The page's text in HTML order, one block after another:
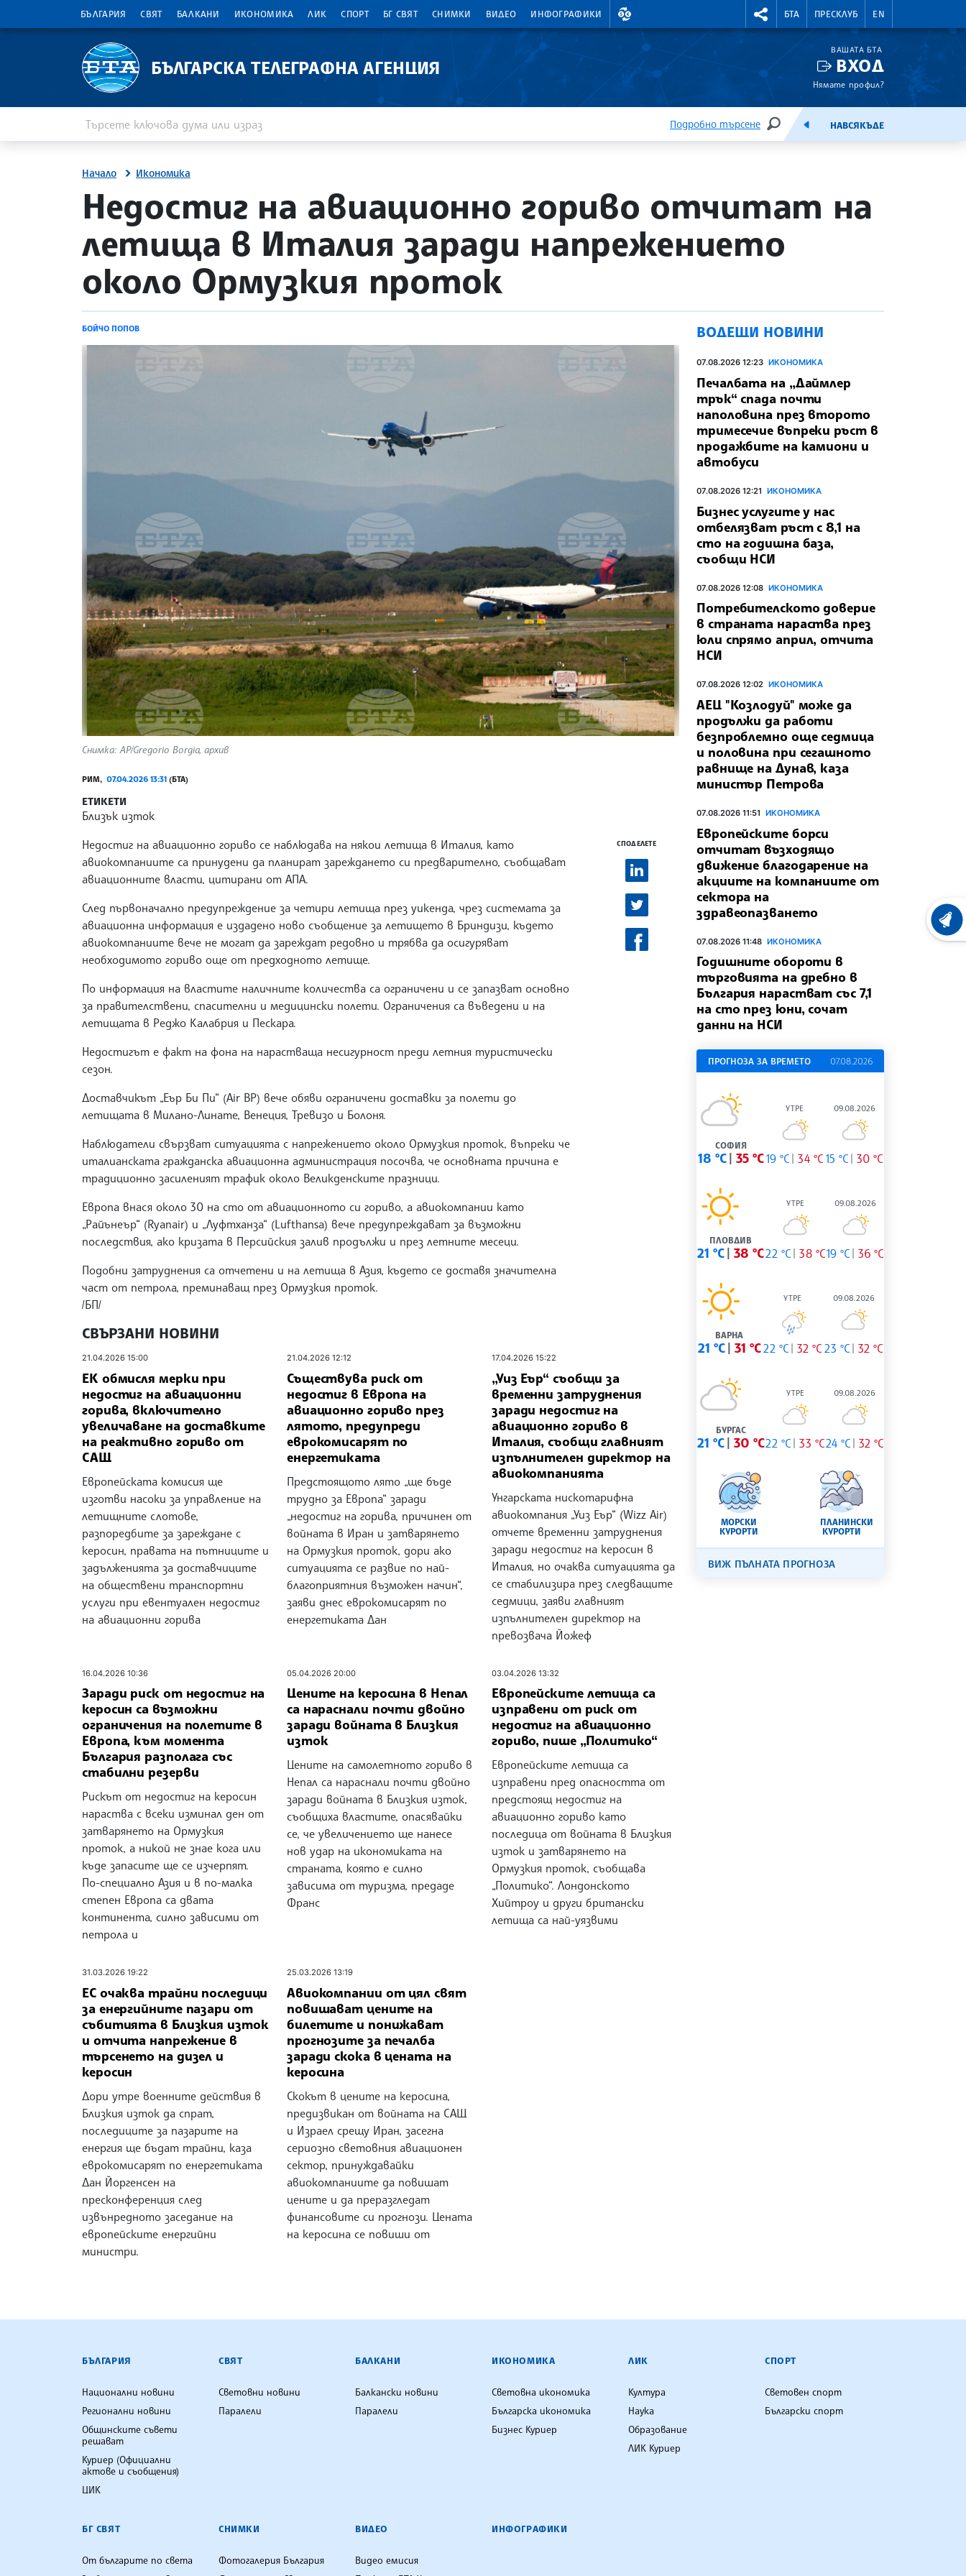
БЪЛГАРИЯ СВЯТ БАЛКАНИ ИКОНОМИКА ЛИК СПОРТ БГ СВЯТ СНИМКИ ВИДЕО ИНФОГРАФИКИ
ВАЛУТНИ КУРСОВЕ RIGHTMENU.SOCIAL
БТА ПРЕСКЛУБ EN
БЪЛГАРСКА ТЕЛЕГРАФНА АГЕНЦИЯ
ВАШАТА БТА
ВХОД
Нямате профил?
Подробно търсене
ТЪРСЕНЕЕМИСИЯНАВСЯКЪДЕ
Начало Икономика
site.bta
Недостиг на авиационно гориво отчитат на
летища в Италия заради напрежението
около Ормузкия проток
БОЙЧО ПОПОВ
Снимка: AP/Gregorio Borgia, архив
РИМ, 07.04.2026 13:31 (БТА)
ЕТИКЕТИ
Близък изток
Недостиг на авиационно гориво се наблюдава на някои летища в Италия, като
авиокомпаниите са принудени да планират зареждането си предварително, съобщават
авиационните власти, цитирани от АПА.
След първоначално предупреждение за четири летища през уикенда, чрез системата за
авиационна информация е издадено ново съобщение за летището в Бриндизи, където
авиокомпаниите вече не могат да зареждат редовно и трябва да осигуряват
необходимото гориво още от предходното летище.
По информация на властите наличните количества са ограничени и се запазват основно
за правителствени, спасителни и медицински полети. Ограничения са въведени и на
летищата в Реджо Калабрия и Пескара.
Недостигът е факт на фона на нарастваща несигурност преди летния туристически
сезон.
Доставчикът „Еър Би Пи“ (Air BP) вече обяви ограничени доставки за полети до
летищата в Милано-Линате, Венеция, Тревизо и Болоня.
Наблюдатели свързват ситуацията с напрежението около Ормузкия проток, въпреки че
италианската гражданска авиационна администрация посочва, че основната причина е
традиционно засиленият трафик около Великденските празници.
Европа внася около 30 на сто от авиационното си гориво, а авиокомпании като
„Райънеър“ (Ryanair) и „Луфтханза“ (Lufthansa) вече предупреждават за възможни
последствия, ако кризата в Персийския залив продължи и през летните месеци.
Подобни затруднения са отчетени и на летища в Азия, където се доставя значителна
част от петрола, преминаващ през Ормузкия проток.
/БП/
СПОДЕЛЕТЕ
СВЪРЗАНИ НОВИНИ
21.04.2026 15:00
ЕК обмисля мерки при
недостиг на авиационни
горива, включително
увеличаване на доставките
на реактивно гориво от
САЩ
Европейската комисия ще
изготви насоки за управление на
летищните слотове,
разпоредбите за зареждане с
керосин, правата на пътниците и
задълженията за доставчиците
на обществени транспортни
услуги при евентуален недостиг
на авиационни горива
21.04.2026 12:12
Съществува риск от
недостиг в Европа на
авиационно гориво през
лятото, предупреди
еврокомисарят по
енергетиката
Предстоящото лято „ще бъде
трудно за Европа“ заради
„недостиг на горива, причинен от
войната в Иран и затварянето
на Ормузкия проток, дори ако
ситуацията се развие по най-
благоприятния възможен начин“,
заяви днес еврокомисарят по
енергетиката Дан
17.04.2026 15:22
„Уиз Еър“ съобщи за
временни затруднения
заради недостиг на
авиационно гориво в
Италия, съобщи главният
изпълнителен директор на
авиокомпанията
Унгарската нискотарифна
авиокомпания „Уиз Еър“ (Wizz Air)
отчете временни затруднения
заради недостиг на керосин в
Италия, но очаква ситуацията да
се стабилизира през следващите
седмици, заяви главният
изпълнителен директор на
превозвача Йожеф
16.04.2026 10:36
Заради риск от недостиг на
керосин са възможни
ограничения на полетите в
Европа, към момента
България разполага със
стабилни резерви
Рискът от недостиг на керосин
нараства с всеки изминал ден от
затварянето на Ормузкия
проток, а никой не знае кога или
къде запасите ще се изчерпят.
По-специално Азия и в по-малка
степен Европа са двата
континента, силно зависими от
петрола и
05.04.2026 20:00
Цените на керосина в Непал
са нараснали почти двойно
заради войната в Близкия
изток
Цените на самолетното гориво в
Непал са нараснали почти двойно
заради войната в Близкия изток,
съобщиха властите, опасявайки
се, че увеличението ще нанесе
нов удар на икономиката на
страната, която е силно
зависима от туризма, предаде
Франс
03.04.2026 13:32
Европейските летища са
изправени от риск от
недостиг на авиационно
гориво, пише „Политико“
Европейските летища са
изправени пред опасността от
предстоящ недостиг на
авиационно гориво като
последица от войната в Близкия
изток и затварянето на
Ормузкия проток, съобщава
„Политико“. Лондонското
Хийтроу и други британски
летища са най-уязвими
31.03.2026 19:22
ЕС очаква трайни последици
за енергийните пазари от
събитията в Близкия изток
и отчита напрежение в
търсенето на дизел и
керосин
Дори утре военните действия в
Близкия изток да спрат,
последиците за пазарите на
енергия ще бъдат трайни, каза
еврокомисарят по енергетиката
Дан Йоргенсен на
пресконференция след
извънредното заседание на
европейските енергийни
министри.
25.03.2026 13:19
Авиокомпании от цял свят
повишават цените на
билетите и понижават
прогнозите за печалба
заради скока в цената на
керосина
Скокът в цените на керосина,
предизвикан от войната на САЩ
и Израел срещу Иран, засегна
сериозно световния авиационен
сектор, принуждавайки
авиокомпаниите да повишат
цените и да преразгледат
финансовите си прогнози. Цената
на керосина се повиши от
ВОДЕЩИ НОВИНИ
07.08.2026 12:23 ИКОНОМИКА
Печалбата на „Даймлер
трък“ спада почти
наполовина през второто
тримесечие въпреки ръст в
продажбите на камиони и
автобуси
07.08.2026 12:21 ИКОНОМИКА
Бизнес услугите у нас
отбелязват ръст с 8,1 на
сто на годишна база,
съобщи НСИ
07.08.2026 12:08 ИКОНОМИКА
Потребителското доверие
в страната нараства през
юли спрямо април, отчита
НСИ
07.08.2026 12:02 ИКОНОМИКА
АЕЦ "Козлодуй" може да
продължи да работи
безпроблемно още седмица
и половина при сегашното
равнище на Дунав, каза
министър Петрова
07.08.2026 11:51 ИКОНОМИКА
Европейските борси
отчитат възходящо
движение благодарение на
акциите на компаниите от
сектора на
здравеопазването
07.08.2026 11:48 ИКОНОМИКА
Годишните обороти в
търговията на дребно в
България нарастват със 7,1
на сто през юни, сочат
данни на НСИ
ПРОГНОЗА ЗА ВРЕМЕТО 07.08.2026
СОФИЯ
18 °C 35 °C
УТРЕ
19 °C 34 °C
09.08.2026
15 °C 30 °C
ПЛОВДИВ
21 °C 38 °C
УТРЕ
22 °C 38 °C
09.08.2026
19 °C 36 °C
ВАРНА
21 °C 31 °C
УТРЕ
22 °C 32 °C
09.08.2026
23 °C 32 °C
БУРГАС
21 °C 30 °C
УТРЕ
22 °C 33 °C
09.08.2026
24 °C 32 °C
МОРСКИ
КУРОРТИ
ПЛАНИНСКИ
КУРОРТИ
ВИЖ ПЪЛНАТА ПРОГНОЗА
БЪЛГАРСКА ТЕЛЕГРАФНА АГЕНЦИЯ
БЪЛГАРИЯ
Национални новини
Регионални новини
Общинските съвети
решават
Куриер (Официални
актове и съобщения)
ЦИК
СВЯТ
Световни новини
Паралели
БАЛКАНИ
Балкански новини
Паралели
ИКОНОМИКА
Световна икономика
Българска икономика
Бизнес Куриер
ЛИК
Култура
Наука
Образование
ЛИК Куриер
СПОРТ
Световен спорт
Български спорт
БГ СВЯТ
От българите по света
СНИМКИ
Фотогалерия България
ВИДЕО
Видео емисия
ИНФОГРАФИКИ